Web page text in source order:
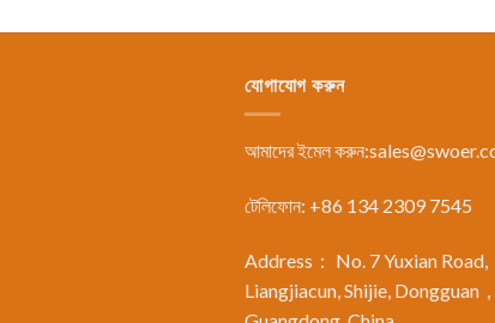
যোগাযোগ করুন
আমাদের ইমেল করুন:
টেলিফোন: +86 134 2309 7545
Address： No. 7 Yuxian Road,
Liangjiacun, Shijie, Dongguan，